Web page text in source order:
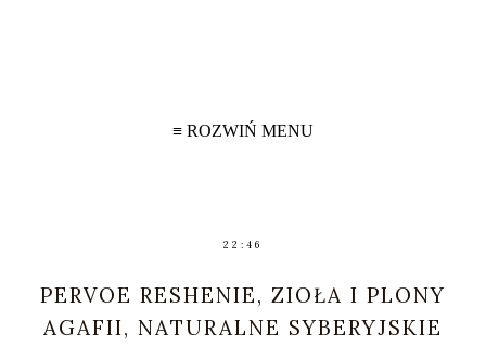
≡ ROZWIŃ MENU
22:46
PERVOE RESHENIE, ZIOŁA I PLONY
AGAFII, NATURALNE SYBERYJSKIE